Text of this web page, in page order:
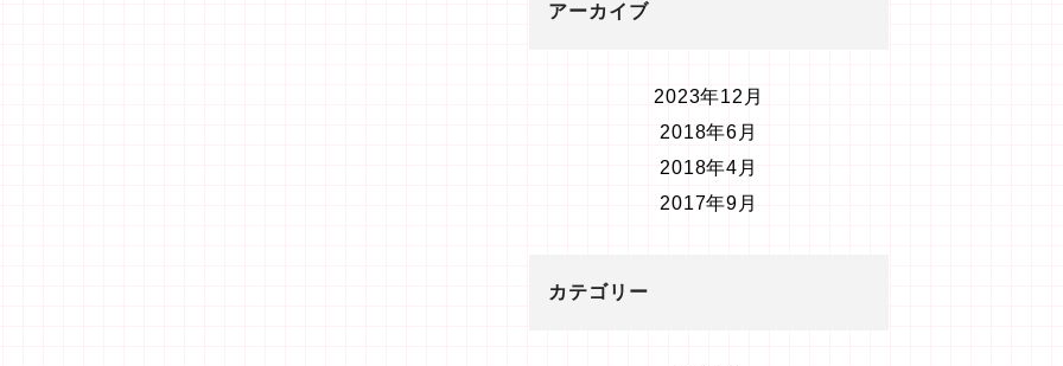
アーカイブ
2023年12月
2018年6月
2018年4月
2017年9月
カテゴリー